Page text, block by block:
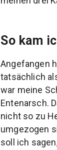
So kam
Angefangen
tatsächlich
war meine
Entenarsch.
nicht so zu
umgezogen
soll ich